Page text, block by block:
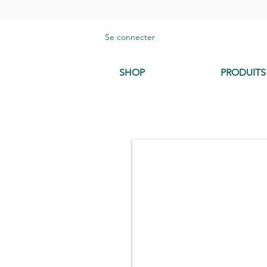
Se connecter
SHOP PRODUITS